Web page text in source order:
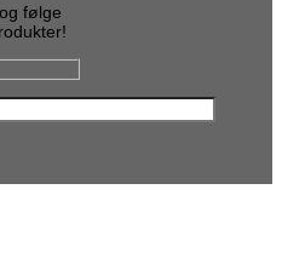
følge